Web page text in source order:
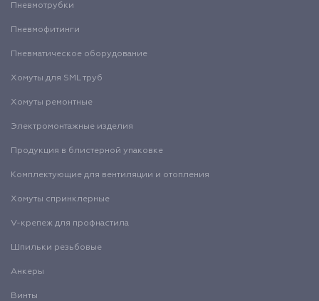
Пневмотрубки
Пневмофитинги
Пневматическое оборудование
Хомуты для SML труб
Хомуты ремонтные
Электромонтажные изделия
Продукция в блистерной упаковке
Комплектующие для вентиляции и отопления
Хомуты спринклерные
V-крепеж для профнастила
Шпильки резьбовые
Анкеры
Винты